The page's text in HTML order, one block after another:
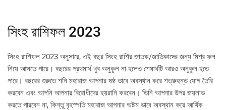
সিংহ রাশিফল 2023
সিংহ রাশিফল ​​2023 অনুসারে, এই বছর সিংহ রাশির জাতক/জাতিকাদের জন্য মিশ্র ফল
নিয়ে আসতে পারে। বছরের প্রথমার্ধ খুব অনুকূল না হলেও শেষার্ধটি আরও অনুকূল হতে
পারে। বছরের শুরুতে শনি মহারাজ আপনার ষষ্ঠ ভাবে অবস্থান করে শত্রুহন্ত যোগ তৈরি
করবেন এবং আপনি আপনার বিরোধীদের হয়রানি করবেন। তিনি আপনার উপর জয়লাভ
করতে পারবেন না, কিন্তু বৃহস্পতি মহারাজ আপনার অষ্টম ভাবে অবস্থান করে আর্থিক